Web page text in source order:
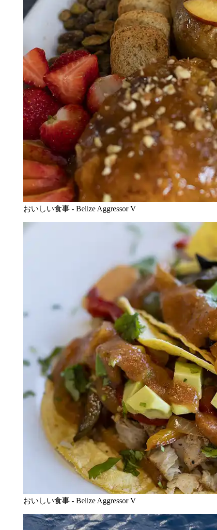
おいしい食事 - Belize Aggressor V
おいしい食事 - Belize Aggressor V